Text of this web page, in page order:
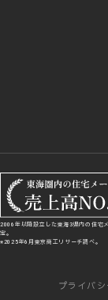
2006年以降設立した東海3県内の住宅
定。
※2025年6月東京商工リサーチ調べ。
プライバ